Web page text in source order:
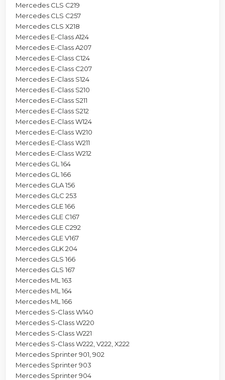
Mercedes CLS C219
Mercedes CLS C257
Mercedes CLS X218
Mercedes E-Class A124
Mercedes E-Class A207
Mercedes E-Class C124
Mercedes E-Class C207
Mercedes E-Class S124
Mercedes E-Class S210
Mercedes E-Class S211
Mercedes E-Class S212
Mercedes E-Class W124
Mercedes E-Class W210
Mercedes E-Class W211
Mercedes E-Class W212
Mercedes GL 164
Mercedes GL 166
Mercedes GLA 156
Mercedes GLC 253
Mercedes GLE 166
Mercedes GLE C167
Mercedes GLE C292
Mercedes GLE V167
Mercedes GLK 204
Mercedes GLS 166
Mercedes GLS 167
Mercedes ML 163
Mercedes ML 164
Mercedes ML 166
Mercedes S-Class W140
Mercedes S-Class W220
Mercedes S-Class W221
Mercedes S-Class W222, V222, X222
Mercedes Sprinter 901, 902
Mercedes Sprinter 903
Mercedes Sprinter 904